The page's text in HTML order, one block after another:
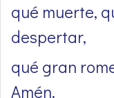
qué muerte,
despertar,
qué gran
Amén.